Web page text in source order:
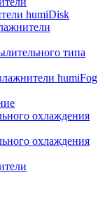
humiDisk
типа
humiFog
охлаждения
охлаждения